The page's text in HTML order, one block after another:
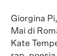
Giorgina
Mai di
Kate